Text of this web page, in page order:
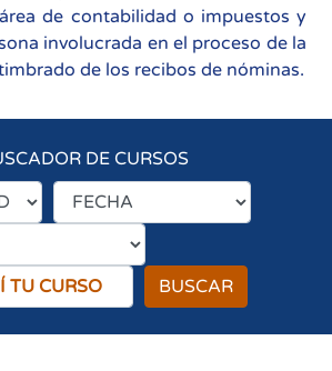
de contabilidad o impuestos y
involucrada en el proceso de la
de los recibos de nóminas.
DE CURSOS
BUSCAR